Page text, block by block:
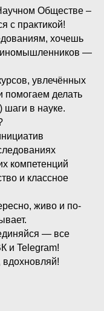
Обществе –
с практикой!
хочешь
—
увлечённых
помогаем делать
шаги в науке.
компетенций
и классное
живо и по-
— все
и Telegram!